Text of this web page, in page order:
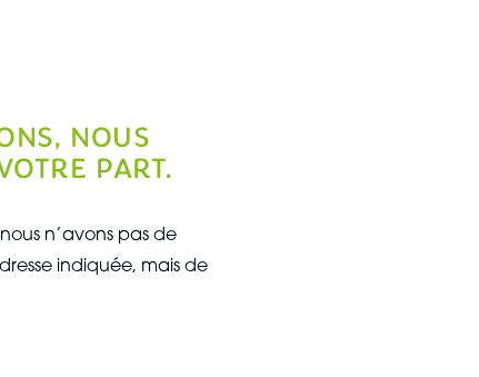
NOUS
PART.
n’avons pas de
indiquée, mais de